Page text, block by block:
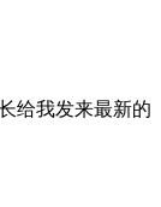
给我发来最新的